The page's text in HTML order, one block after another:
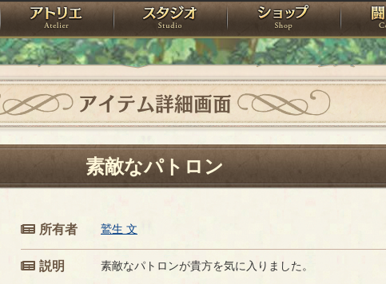
ローレット アトリエ スタジオ ショップ
アイテム詳細画面
素敵なパトロン
所有者 鷲生 文
説明 素敵なパトロンが貴方を気に入りました。